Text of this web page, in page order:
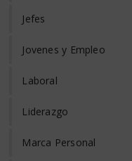
Jefes
Jovenes y Empleo
Laboral
Liderazgo
Marca Personal